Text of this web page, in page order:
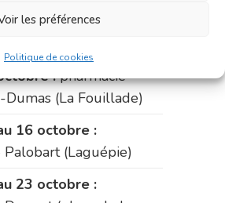
les préférences
Politique de cookies
12 octobre:pharmacie
:pharmacie
Dumas (La Fouillade)
16 octobre :
Palobart (Laguépie)
23 octobre :